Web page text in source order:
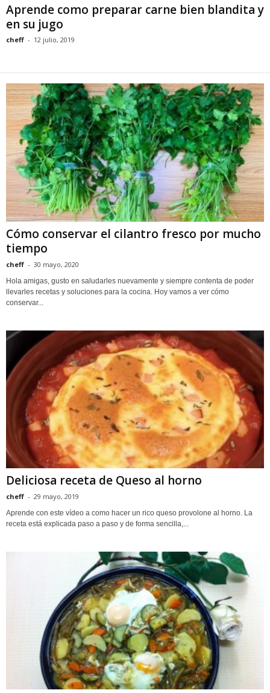
Aprende como preparar carne bien blandita y
en su jugo
cheff - 12 julio, 2019
Cómo conservar el cilantro fresco por mucho
tiempo
cheff - 30 mayo, 2020
Hola amigas, gusto en saludarles nuevamente y siempre contenta de poder
llevarles recetas y soluciones para la cocina. Hoy vamos a ver cómo
conservar...
Deliciosa receta de Queso al horno
cheff - 29 mayo, 2019
Aprende con este vídeo a como hacer un rico queso provolone al horno. La
receta está explicada paso a paso y de forma sencilla,...